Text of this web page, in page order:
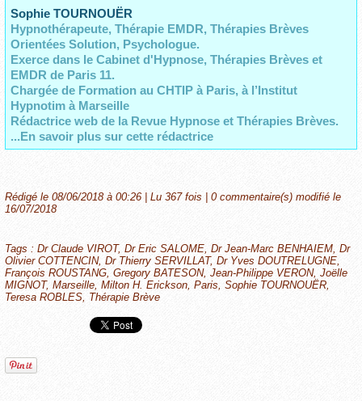
Sophie TOURNOUËR
Hypnothérapeute, Thérapie EMDR, Thérapies Brèves
Orientées Solution, Psychologue.
Exerce dans le Cabinet d'Hypnose, Thérapies Brèves et
EMDR de Paris 11.
Chargée de Formation au CHTIP à Paris, à l’Institut
Hypnotim à Marseille
Rédactrice web de la Revue Hypnose et Thérapies Brèves.
...En savoir plus sur cette rédactrice
Rédigé le 08/06/2018 à 00:26 | Lu 367 fois | 0commentaire(s) modifié le
16/07/2018
Tags : Dr Claude VIROT, Dr Eric SALOME Dr Jean-Marc BENHAIEM Dr
Olivier COTTENCIN, Dr Thierry SERVILLAT, Dr Yves DOUTRELUGNE
François ROUSTANG Gregory BATESON, Jean-Philippe VERON, Joëlle
MIGNOT, Marseille Milton H. Erickson Paris Sophie TOURNOUËR
Teresa ROBLES Thérapie Brève